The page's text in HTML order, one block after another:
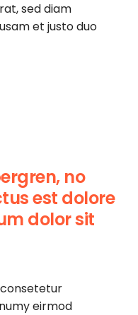
sed diam
et justo duo
no
est dolore
dolor sit
eirmod